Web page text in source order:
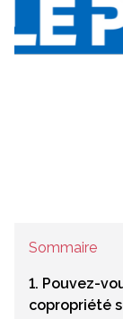
Sommaire
1. Pouvez-
copropriété